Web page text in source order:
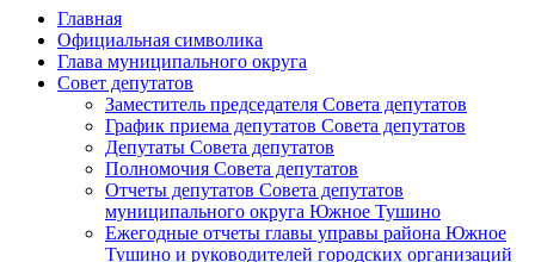
Главная
Официальная символика
Глава муниципального округа
Совет депутатов
Заместитель председателя Совета депутатов
График приема депутатов Совета депутатов
Депутаты Совета депутатов
Полномочия Совета депутатов
Отчеты депутатов Совета депутатов
муниципального округа Южное Тушино
Ежегодные отчеты главы управы района Южное
Тушино и руководителей городских организаций